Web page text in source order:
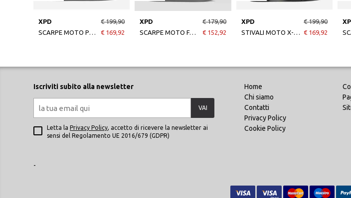
XPD
SCARPE MOTO PRO H2OUT NERO
€ 199,90
€ 169,92
XPD
SCARPE MOTO FAST NERO/ANTRACITE
€ 179,90
€ 152,92
XPD
STIVALI MOTO X-JOURNEY H2OUT NERO
€ 199,90
€ 169,92
Iscriviti subito alla newsletter
VAI
Letta la Privacy Policy, accetto di ricevere la newsletter ai
sensi del Regolamento UE 2016/679 (GDPR)
Home
Chi siamo
Contatti
Privacy Policy
Cookie Policy
-